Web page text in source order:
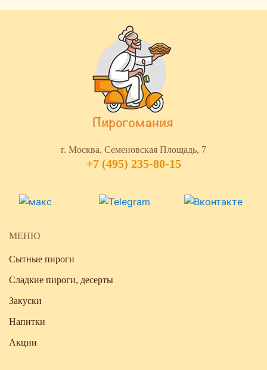
г. Москва, Семеновская Площадь, 7
+7 (495) 235-80-15
МЕНЮ
Сытные пироги
Сладкие пироги, десерты
Закуски
Напитки
Акции